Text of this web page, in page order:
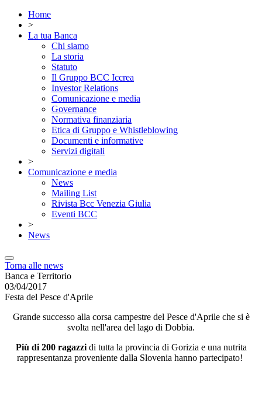
Home
>
La tua Banca
Chi siamo
La storia
Statuto
Il Gruppo BCC Iccrea
Investor Relations
Comunicazione e media
Governance
Normativa finanziaria
Etica di Gruppo e Whistleblowing
Documenti e informative
Servizi digitali
>
Comunicazione e media
News
Mailing List
Rivista Bcc Venezia Giulia
Eventi BCC
>
News
Torna alle news
Banca e Territorio
03/04/2017
Festa del Pesce d'Aprile
Grande successo alla corsa campestre del Pesce d'Aprile che si è
svolta nell'area del lago di Dobbia.
Più di 200 ragazzidi tutta la provincia di Gorizia e una nutrita
rappresentanza proveniente dalla Slovenia hanno partecipato!